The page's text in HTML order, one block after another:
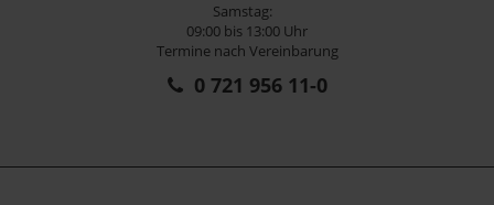
Samstag:
09:00 bis 13:00 Uhr
Termine nach Vereinbarung
0 721 956 11-0